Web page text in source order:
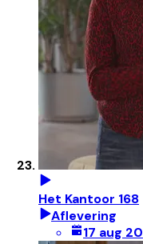
Het Kantoor 168
Aflevering
17 aug 20